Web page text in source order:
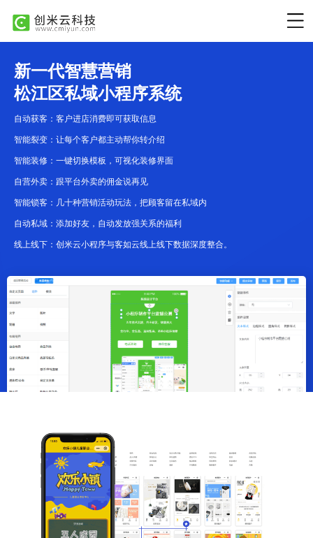
新一代智慧营销
松江区私域小程序系统
自动获客：客户进店消费即可获取信息
智能裂变：让每个客户都主动帮你转介绍
智能装修：一键切换模板，可视化装修界面
自营外卖：跟平台外卖的佣金说再见
智能锁客：几十种营销活动玩法，把顾客留在私域内
自动私域：添加好友，自动发放强关系的福利
线上线下：创米云小程序与客如云线上线下数据深度整合。